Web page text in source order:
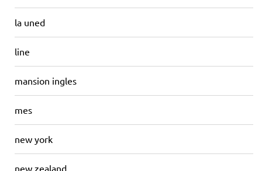
la uned
line
mansion ingles
mes
new york
new zealand